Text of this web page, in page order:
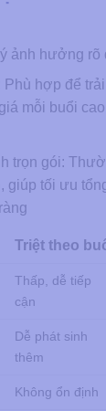
ảnh hưởng rõ
Phù hợp để
mỗi buổi
trọn gói:
giúp tối ưu
Triệt theo
Thấp, dễ tiếp
cận
Dễ phát sinh
thêm
Không ổn định